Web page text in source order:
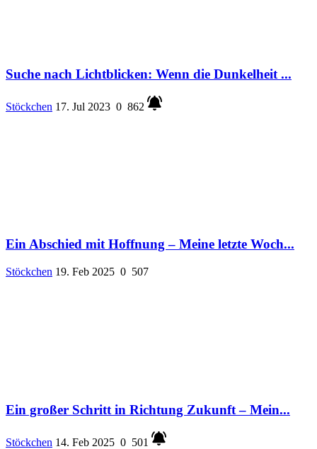
Suche nach Lichtblicken: Wenn die Dunkelheit ...
Stöckchen 17. Jul 2023 0 862
Ein Abschied mit Hoffnung – Meine letzte Woch...
Stöckchen 19. Feb 2025 0 507
Ein großer Schritt in Richtung Zukunft – Mein...
Stöckchen 14. Feb 2025 0 501